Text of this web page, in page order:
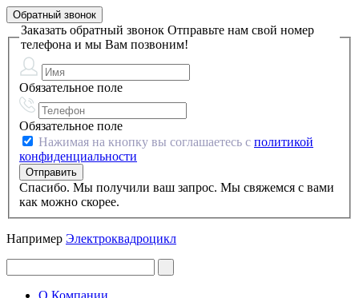
Обратный звонок
Заказать обратный звонок Отправьте нам свой номер
телефона и мы Вам позвоним!
Обязательное поле
Обязательное поле
Нажимая на кнопку вы соглашаетесь с политикой
конфиденциальности
Спасибо. Мы получили ваш запрос. Мы свяжемся с вами
как можно скорее.
Например Электроквадроцикл
О Компании